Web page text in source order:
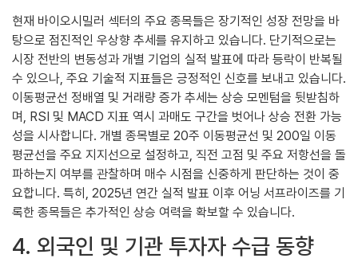
현재 바이오시밀러 섹터의 주요 종목들은 장기적인 성장 전망을 바
탕으로 점진적인 우상향 추세를 유지하고 있습니다. 단기적으로는
시장 전반의 변동성과 개별 기업의 실적 발표에 따라 등락이 반복될
수 있으나, 주요 기술적 지표들은 긍정적인 신호를 보내고 있습니다.
이동평균선 정배열 및 거래량 증가 추세는 상승 모멘텀을 뒷받침하
며, RSI 및 MACD 지표 역시 과매도 구간을 벗어나 상승 전환 가능
성을 시사합니다. 개별 종목별로 20주 이동평균선 및 200일 이동
평균선을 주요 지지선으로 설정하고, 직전 고점 및 주요 저항선을 돌
파하는지 여부를 관찰하며 매수 시점을 신중하게 판단하는 것이 중
요합니다. 특히, 2025년 연간 실적 발표 이후 어닝 서프라이즈를 기
록한 종목들은 추가적인 상승 여력을 확보할 수 있습니다.
4. 외국인 및 기관 투자자 수급 동향